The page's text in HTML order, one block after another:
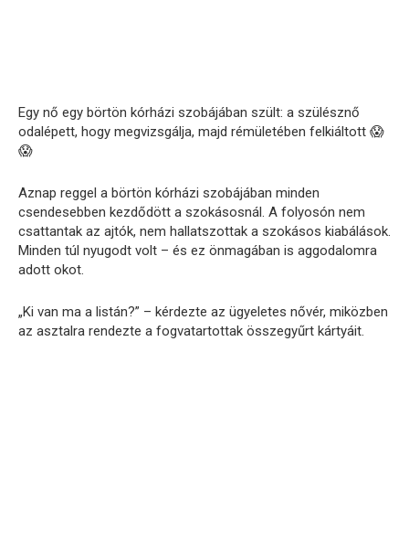
Egy nő egy börtön kórházi szobájában szült: a szülésznő
odalépett, hogy megvizsgálja, majd rémületében felkiáltott 😱
😱
Aznap reggel a börtön kórházi szobájában minden
csendesebben kezdődött a szokásosnál. A folyosón nem
csattantak az ajtók, nem hallatszottak a szokásos kiabálások.
Minden túl nyugodt volt – és ez önmagában is aggodalomra
adott okot.
„Ki van ma a listán?” – kérdezte az ügyeletes nővér, miközben
az asztalra rendezte a fogvatartottak összegyűrt kártyáit.